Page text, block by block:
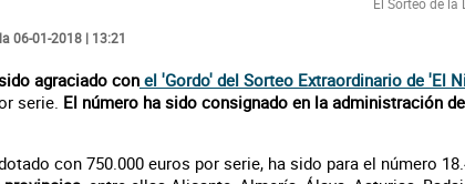
06-01-2018 | 13:21
agraciado con el 'Gordo' del Sorteo Extraordinario de 'El
serie. El número ha sido consignado en la administración
con 750.000 euros por serie, ha sido para el número